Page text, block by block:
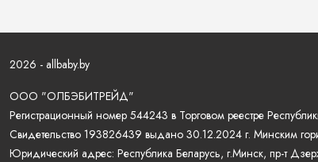
2026 - allbaby.by
ООО "ОЛБЭБИТРЕЙД"
Регистрационный номер 544243 в Торговом реестре
Свидетельство 193826439 выдано 30.12.2024 г. Минским
Юридический адрес: Республика Беларусь, г.Минск, пр-т